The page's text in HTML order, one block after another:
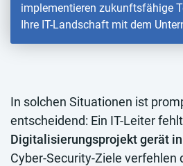
implementieren zukunftsfähige
Ihre IT-Landschaft mit dem
In solchen Situationen ist
entscheidend: Ein IT-Leiter
Digitalisierungsprojekt gerät
Cyber-Security-Ziele verfehlen